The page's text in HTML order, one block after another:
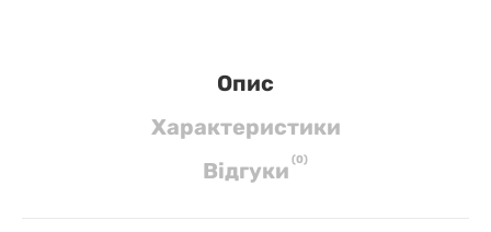
Опис
Характеристики
Вiдгуки (0)